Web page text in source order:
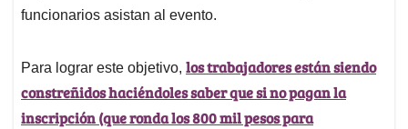
funcionarios asistan al evento.
Para lograr este objetivo, los trabajadores están siendo
constreñidos haciéndoles saber que si no pagan la
inscripción (que ronda los 800 mil pesos para